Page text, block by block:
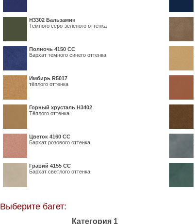
Н3302 Бальзамин
Темного серо-зеленого оттенка
Полночь 4150 СС
Бархат темного синего оттенка
Имбирь R5017
тёплого оттенка
Горный хрусталь H3402
Тёплого оттенка
Цветок 4160 СС
Бархат розового оттенка
Гравий 4155 СС
Бархат светлого оттенка
Выберите багет:
Категория 1